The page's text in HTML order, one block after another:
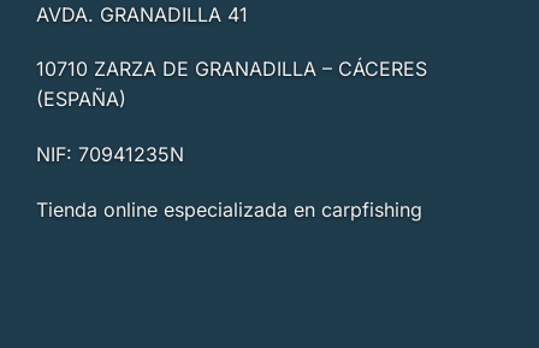
AVDA. GRANADILLA 41
10710 ZARZA DE GRANADILLA – CÁCERES
(ESPAÑA)
NIF: 70941235N
Tienda online especializada en carpfishing